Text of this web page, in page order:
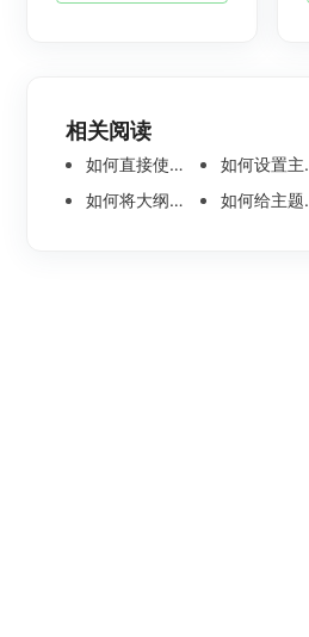
相关阅读
如何直接使用语音输入节点内容呢 如何设置主题节点内的文本方向
如何将大纲文件分页导出？
如何给主题节点插入一个标注？